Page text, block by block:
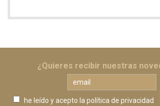
¿Quieres recibir nuestras
he leído y acepto la política de privacidad